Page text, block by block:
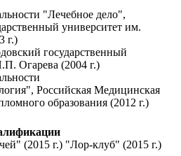
"Лечебное дело",
университет им.
г.)
государственный
Огарева (2004 г.)
Российская Медицинская
образования (2012 г.)
(2015 г.) "Лор-клуб" (2015 г.)